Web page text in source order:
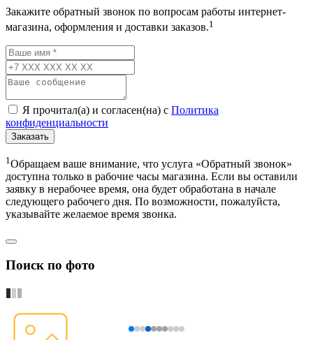
Закажите обратный звонок по вопросам работы интернет-
магазина, оформления и доставки заказов.1
Я прочитал(а) и согласен(на) с Политика
конфиденциальности
Заказать
1 Обращаем ваше внимание, что услуга «Обратный звонок»
доступна только в рабочие часы магазина. Если вы оставили
заявку в нерабочее время, она будет обработана в начале
следующего рабочего дня. По возможности, пожалуйста,
указывайте желаемое время звонка.
Поиск по фото